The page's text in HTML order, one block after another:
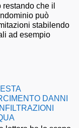
restando che il
può
stabilendo
ad esempio
DANNI